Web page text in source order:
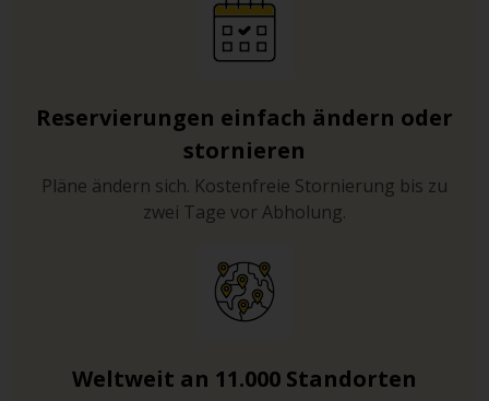
Reservierungen einfach ändern oder
stornieren
Pläne ändern sich. Kostenfreie Stornierung bis zu
zwei Tage vor Abholung.
Weltweit an 11.000 Standorten